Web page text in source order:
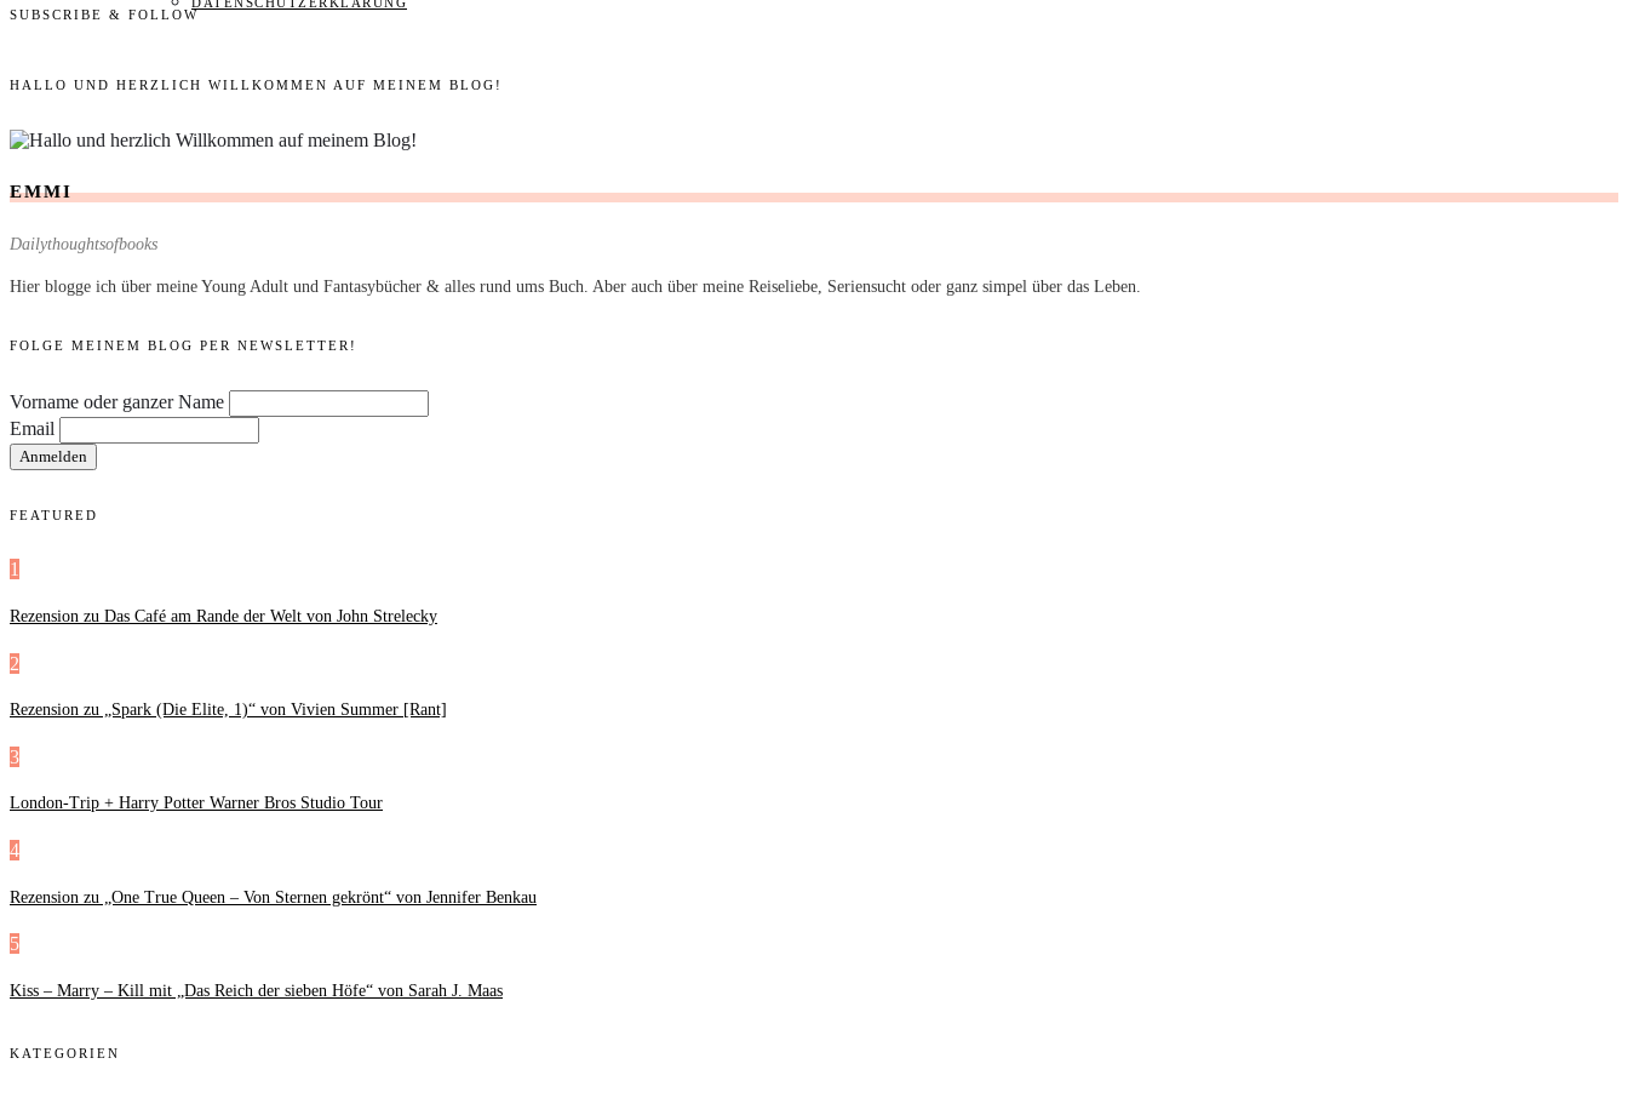
SUBSCRIBE & FOLLOW
HALLO UND HERZLICH WILLKOMMEN AUF MEINEM BLOG!
EMMI
Dailythoughtsofbooks
Hier blogge ich über meine Young Adult und Fantasybücher & alles rund ums Buch. Aber auch über meine Reiseliebe, Seriensucht oder ganz simpel über das Leben.
FOLGE MEINEM BLOG PER NEWSLETTER!
Vorname oder ganzer Name
Email
FEATURED
1
Rezension zu Das Café am Rande der Welt von John Strelecky
2
Rezension zu „Spark (Die Elite, 1)“ von Vivien Summer [Rant]
3
London-Trip + Harry Potter Warner Bros Studio Tour
4
Rezension zu „One True Queen – Von Sternen gekrönt“ von Jennifer Benkau
5
Kiss – Marry – Kill mit „Das Reich der sieben Höfe“ von Sarah J. Maas
KATEGORIEN